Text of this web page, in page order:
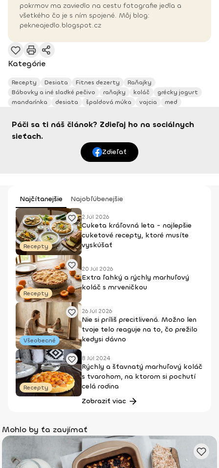
pokrmov ma zaviedlo na cestu fotografie jedla a
všetkého čo je s ním spojené. Môj blog:
pekneajedlo.blogspot.cz
Kategórie
Recepty Desiata Fitnes dezerty
Raňajky
Bábovky a iné sladké pečivo
raňajky koláč
grécky jogurt
mandarínka
desiata špaldová múka vajcia med
Páči sa ti náš článok? Zdieľaj ho na sociálnych
sieťach.
Zdieľať
Najčítanejšie Najobľúbenejšie
Recepty
2 Júl 2026
Cuketa kráľovná leta - najlepšie
cuketové recepty, ktoré musíte
vyskúšať
Recepty
20 Júl 2026
Extra ľahký a rýchly marhuľový
koláč s mrveničkou
Všeobecné
26 Júl 2026
Nie si príliš precitlivená. Možno len
tvoje telo reaguje na to, čo prežilo
kedysi dávno
Recepty
8 Júl 2024
Rýchly a šťavnatý marhuľový koláč
s tvarohom, na ktorom si pochutí
celá rodina
Zobraziť viac
Mohlo by ťa zaujímať